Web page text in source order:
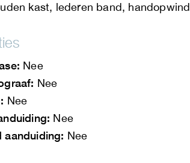
kast, lederen band, handopwind
Nee
Nee
Nee
Nee
aanduiding: Nee